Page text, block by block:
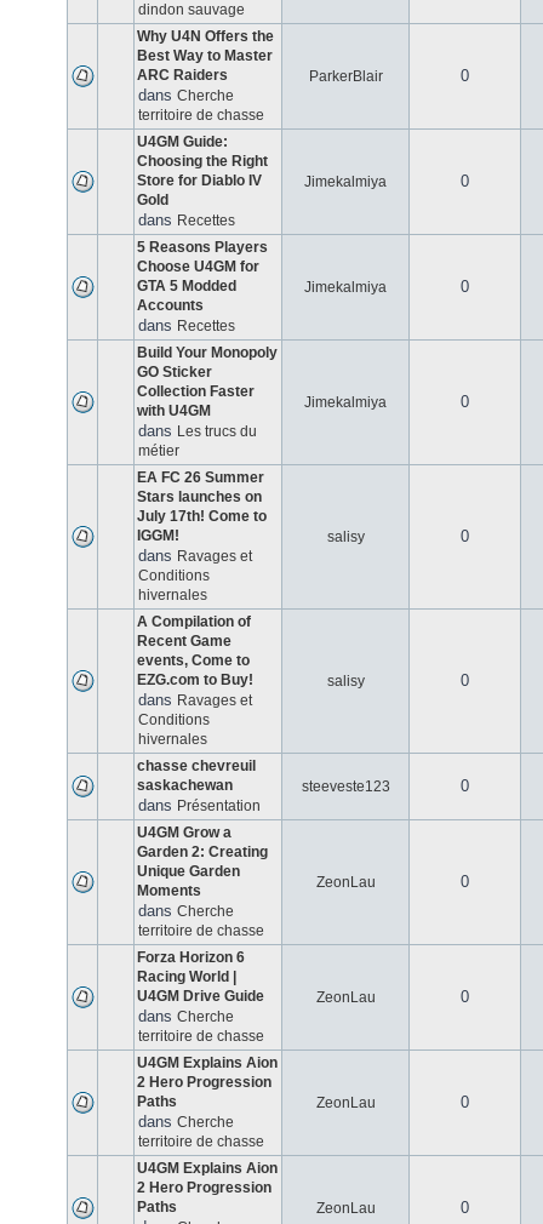
dindon sauvage
Why U4N Offers the
Best Way to Master
ARC Raiders
dans Cherche
territoire de chasse
ParkerBlair 0
U4GM Guide:
Choosing the Right
Store for Diablo IV
Gold
dans Recettes
Jimekalmiya 0
5 Reasons Players
Choose U4GM for
GTA 5 Modded
Accounts
dans Recettes
Jimekalmiya 0
Build Your Monopoly
GO Sticker
Collection Faster
with U4GM
dans Les trucs du
métier
Jimekalmiya 0
EA FC 26 Summer
Stars launches on
July 17th! Come to
IGGM!
dans Ravages et
Conditions
hivernales
salisy 0
A Compilation of
Recent Game
events, Come to
EZG.com to Buy!
dans Ravages et
Conditions
hivernales
salisy 0
chasse chevreuil
saskachewan
dans Présentation
steeveste123 0
U4GM Grow a
Garden 2: Creating
Unique Garden
Moments
dans Cherche
territoire de chasse
ZeonLau 0
Forza Horizon 6
Racing World |
U4GM Drive Guide
dans Cherche
territoire de chasse
ZeonLau 0
U4GM Explains Aion
2 Hero Progression
Paths
dans Cherche
territoire de chasse
ZeonLau 0
U4GM Explains Aion
2 Hero Progression
Paths
ZeonLau 0